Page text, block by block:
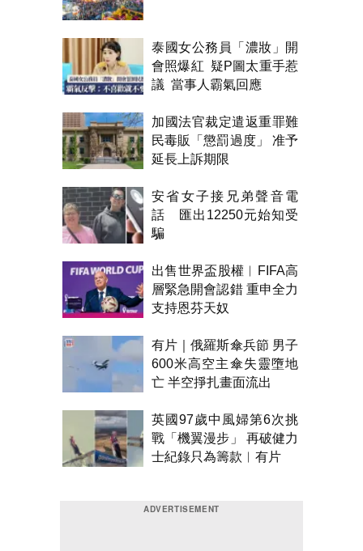
泰國女公務員「濃妝」開
會照爆紅 疑P圖太重手惹
議 當事人霸氣回應
加國法官裁定遣返重罪難
民毒販「懲罰過度」 准予
延長上訴期限
安省女子接兄弟聲音電
話 匯出12250元始知受
騙
出售世界盃股權︱FIFA高
層緊急開會認錯 重申全力
支持恩芬天奴
有片｜俄羅斯傘兵節 男子
600米高空主傘失靈墮地
亡 半空掙扎畫面流出
英國97歲中風婦第6次挑
戰「機翼漫步」 再破健力
士紀錄只為籌款︱有片